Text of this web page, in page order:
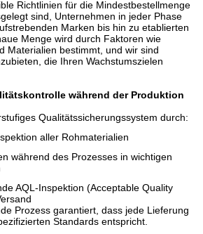
Richtlinien für die Mindestbestellmenge
sind, Unternehmen in jeder Phase
Marken bis hin zu etablierten
Menge wird durch Faktoren wie
Materialien bestimmt, und wir sind
die Ihren Wachstumszielen
während der Produktion
Qualitätssicherungssystem durch:
aller Rohmaterialien
während des Prozesses in wichtigen
AQL-Inspektion (Acceptable Quality
Prozess garantiert, dass jede Lieferung
Standards entspricht.